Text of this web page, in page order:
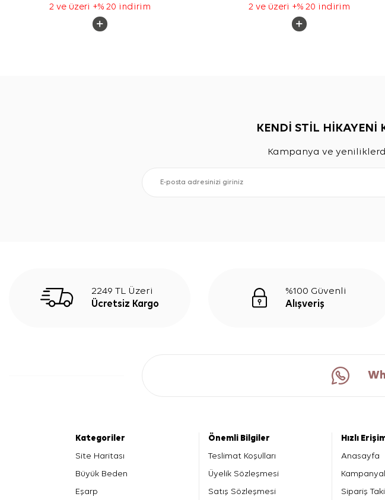
2 ve üzeri +% 20 indirim 2 ve üzeri +% 20 indirim
KENDİ STİL HİKAYENİ
Kampanya ve
2249 TL Üzeri
Ücretsiz Kargo
%100 Güvenli
Alışveriş
Kategoriler
Site Haritası
Büyük Beden
Eşarp
Önemli Bilgiler
Teslimat Koşulları
Üyelik Sözleşmesi
Satış Sözleşmesi
Hızlı
Anasayfa
Sipariş